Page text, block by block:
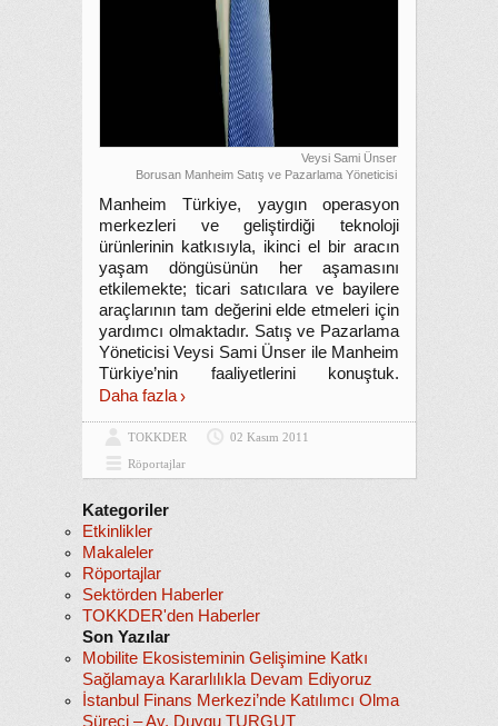
Veysi Sami Ünser
Borusan Manheim Satış ve Pazarlama Yöneticisi
Manheim Türkiye, yaygın operasyon
merkezleri ve geliştirdiği teknoloji
ürünlerinin katkısıyla, ikinci el bir aracın
yaşam döngüsünün her aşamasını
etkilemekte; ticari satıcılara ve bayilere
araçlarının tam değerini elde etmeleri için
yardımcı olmaktadır. Satış ve Pazarlama
Yöneticisi Veysi Sami Ünser ile Manheim
Türkiye’nin faaliyetlerini konuştuk.
Daha fazla
TOKKDER
02 Kasım 2011
Röportajlar
Kategoriler
Etkinlikler
Makaleler
Röportajlar
Sektörden Haberler
TOKKDER'den Haberler
Son Yazılar
Mobilite Ekosisteminin Gelişimine Katkı
Sağlamaya Kararlılıkla Devam Ediyoruz
İstanbul Finans Merkezi’nde Katılımcı Olma
Süreci – Av. Duygu TURGUT